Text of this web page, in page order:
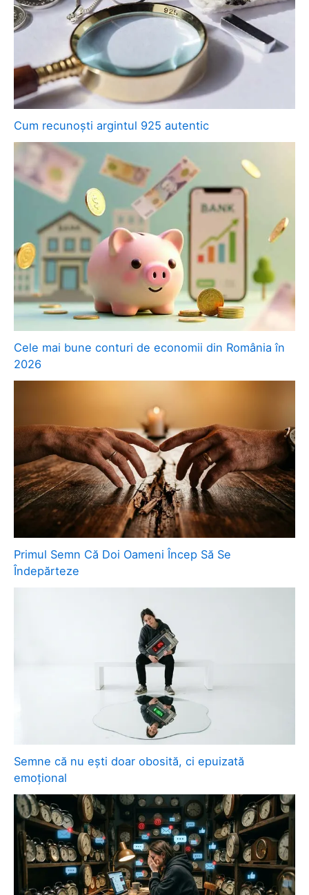
Cum recunoști argintul 925 autentic
Cele mai bune conturi de economii din România în
2026
Primul Semn Că Doi Oameni Încep Să Se
Îndepărteze
Semne că nu ești doar obosită, ci epuizată
emoțional